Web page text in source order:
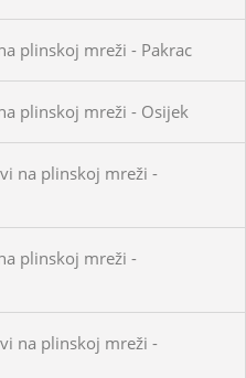
plinskoj mreži - Pakrac
plinskoj mreži - Osijek
na plinskoj mreži -
plinskoj mreži -
na plinskoj mreži -